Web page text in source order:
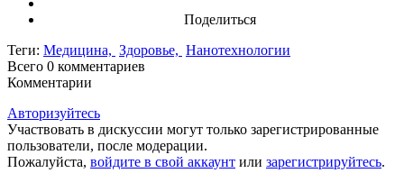
Поделиться
Теги: Медицина, Здоровье, Нанотехнологии
Всего 0 комментариев
Комментарии
Авторизуйтесь
Участвовать в дискуссии могут только зарегистрированные
пользователи, после модерации.
Пожалуйста, войдите в свой аккаунт или зарегистрируйтесь.